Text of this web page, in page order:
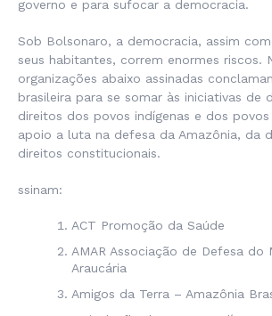
governo e para sufocar a democracia.
Sob Bolsonaro, a democracia, assim
seus habitantes, correm enormes riscos.
organizações abaixo assinadas
brasileira para se somar às iniciativas de
direitos dos povos indígenas e dos
apoio a luta na defesa da Amazônia, da
direitos constitucionais.
ssinam:
ACT Promoção da Saúde
AMAR Associação de Defesa do
Araucária
Amigos da Terra – Amazônia